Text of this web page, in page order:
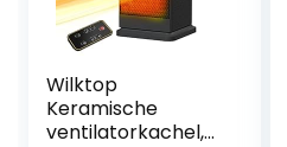
Wilktop
Keramische
ventilatorkachel,